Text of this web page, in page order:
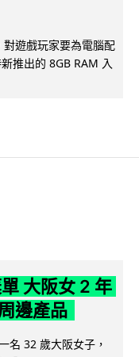
遊戲玩家要為電腦配
推出的 8GB RAM 入
大阪女 2 年
邊產品
名 32 歲大阪女子，